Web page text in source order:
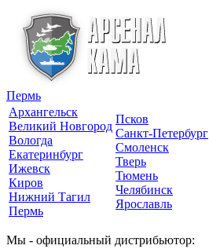
Пермь
Архангельск
Великий Новгород
Вологда
Екатеринбург
Ижевск
Киров
Нижний Тагил
Пермь
Псков
Санкт-Петербург
Смоленск
Тверь
Тюмень
Челябинск
Ярославль
Мы - официальный дистрибьютор: